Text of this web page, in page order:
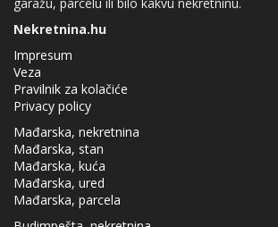
Nekretnina.hu
Impresum
Veza
Pravilnik za kolačiće
Privacy policy
Mađarska, nekretnina
Mađarska, stan
Mađarska, kuća
Mađarska, ured
Mađarska, parcela